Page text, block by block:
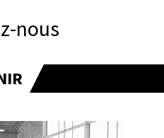
nous